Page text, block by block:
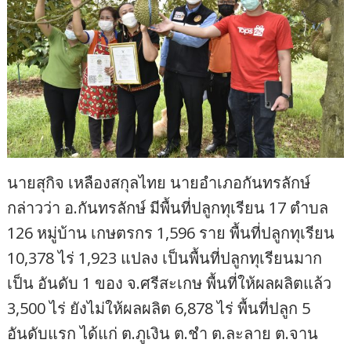
นายสุกิจ เหลืองสกุลไทย นายอำเภอกันทรลักษ์
กล่าวว่า อ.กันทรลักษ์ มีพื้นที่ปลูกทุเรียน 17 ตำบล
126 หมู่บ้าน เกษตรกร 1,596 ราย พื้นที่ปลูกทุเรียน
10,378 ไร่ 1,923 แปลง เป็นพื้นที่ปลูกทุเรียนมาก
เป็น อันดับ 1 ของ จ.ศรีสะเกษ พื้นที่ให้ผลผลิตแล้ว
3,500 ไร่ ยังไม่ให้ผลผลิต 6,878 ไร่ พื้นที่ปลูก 5
อันดับแรก ได้แก่ ต.ภูเงิน ต.ชำ ต.ละลาย ต.จาน